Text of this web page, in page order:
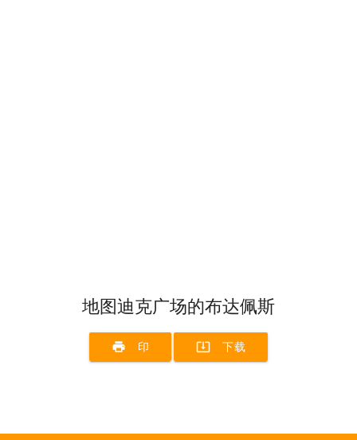
地图迪克广场的布达佩斯
print 印 system_update_alt 下载